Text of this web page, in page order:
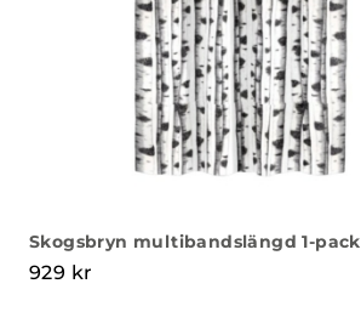
Skogsbryn multibandslängd 1-pack
929 kr